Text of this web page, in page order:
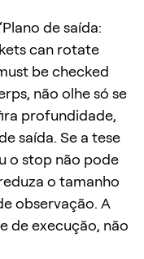
de saída:
can rotate
be checked
não olhe só se
profundidade,
saída. Se a tese
o stop não pode
o tamanho
observação. A
de execução, não